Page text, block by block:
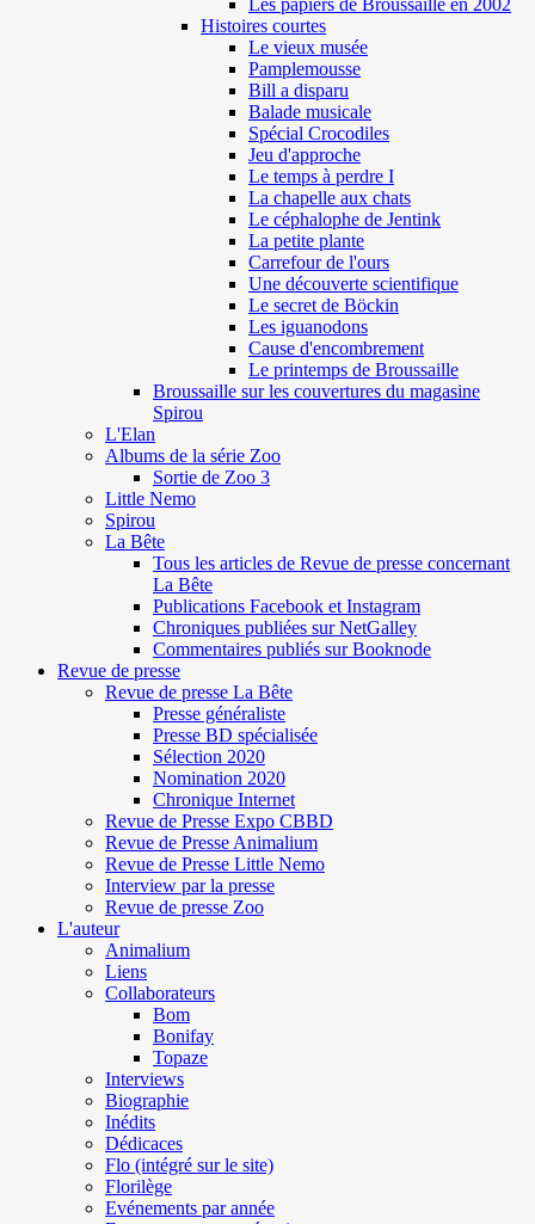
Histoires courtes
Le vieux musée
Pamplemousse
Bill a disparu
Balade musicale
Spécial Crocodiles
Jeu d'approche
Le temps à perdre I
La chapelle aux chats
Le céphalophe de Jentink
La petite plante
Carrefour de l'ours
Une découverte scientifique
Le secret de Böckin
Les iguanodons
Cause d'encombrement
Le printemps de Broussaille
Broussaille sur les couvertures du magasine
Spirou
L'Elan
Albums de la série Zoo
Sortie de Zoo 3
Little Nemo
Spirou
La Bête
Tous les articles de Revue de presse concernant
La Bête
Publications Facebook et Instagram
Chroniques publiées sur NetGalley
Commentaires publiés sur Booknode
Revue de presse
Revue de presse La Bête
Presse généraliste
Presse BD spécialisée
Sélection 2020
Nomination 2020
Chronique Internet
Revue de Presse Expo CBBD
Revue de Presse Animalium
Revue de Presse Little Nemo
Interview par la presse
Revue de presse Zoo
L'auteur
Animalium
Liens
Collaborateurs
Bom
Bonifay
Topaze
Interviews
Biographie
Inédits
Dédicaces
Flo (intégré sur le site)
Florilège
Evénements par année